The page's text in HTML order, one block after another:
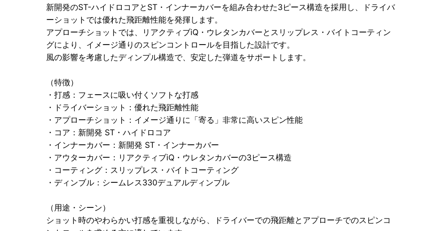
新開発のST-ハイドロコアとST・インナーカバーを組み合わせた3ピース構造を採用し、ドライバ
ーショットでは優れた飛距離性能を発揮します。
アプローチショットでは、リアクティブiQ・ウレタンカバーとスリップレス・バイトコーティン
グにより、イメージ通りのスピンコントロールを目指した設計です。
風の影響を考慮したディンプル構造で、安定した弾道をサポートします。
（特徴）
・打感：フェースに吸い付くソフトな打感
・ドライバーショット：優れた飛距離性能
・アプローチショット：イメージ通りに「寄る」非常に高いスピン性能
・コア：新開発 ST・ハイドロコア
・インナーカバー：新開発 ST・インナーカバー
・アウターカバー：リアクティブiQ・ウレタンカバーの3ピース構造
・コーティング：スリップレス・バイトコーティング
・ディンブル：シームレス330デュアルディンプル
（用途・シーン）
ショット時のやわらかい打感を重視しながら、ドライバーでの飛距離とアプローチでのスピンコ